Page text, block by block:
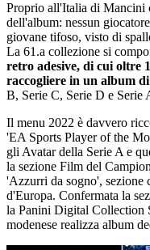
Proprio all'Italia di Mancini
dell'album: nessun
giovane tifoso, visto di
La 61.a collezione si
retro adesive, di cui oltre
raccogliere in un album
B, Serie C, Serie D e Serie
Il menu 2022 è davvero
'EA Sports Player of the
gli Avatar della Serie A e
la sezione Film del
'Azzurri da sogno', sezione
d'Europa. Confermata la
la Panini Digital Collection
modenese realizza album